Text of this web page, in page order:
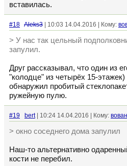
вставилась.
#18 Aleks3 | 10:03 14.04.2016 | Кому:
> У нас так цельный
запулил.
Друг рассказывал, что один из
"колодце" из четырёх 15-
обнаружил пробитый
ружейную пулю.
#19 bert| 10:24 14.04.2016 | Кому:
> окно соседнего дома запулил
Наш-то альтернативно
кости не перебил.